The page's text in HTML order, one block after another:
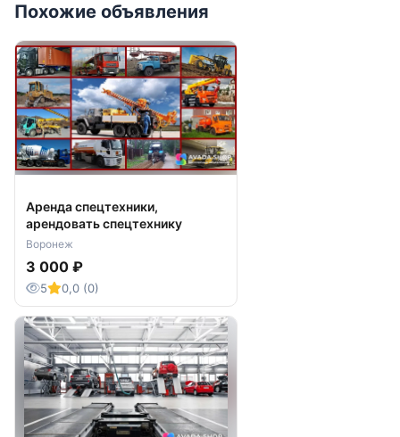
Похожие объявления
Аренда спецтехники,
арендовать спецтехнику
Воронеж
3 000 ₽
5 0,0 (0)